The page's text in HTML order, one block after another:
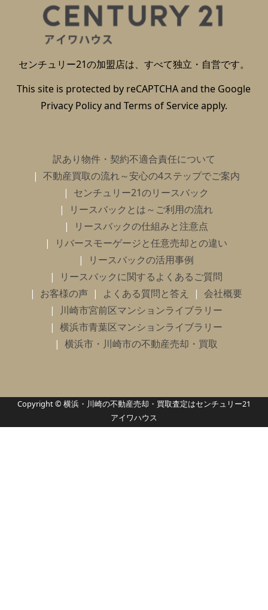
センチュリー21の加盟店は、すべて独立・自営です。
This site is protected by reCAPTCHA and the Google
Privacy Policyand Terms of Serviceapply.
訳あり物件・契約不適合責任について
不動産買取の流れ～安心の4ステップでご案内
センチュリー21のリースバック
リースバックとは～ご利用の流れ
リースバックの仕組みと注意点
リバースモーゲージと任意売却との違い
リースバックの活用事例
リースバックに関するよくあるご質問
お客様の声
よくある質問と答え
会社概要
川崎市宮前区マンションライブラリー
横浜市青葉区マンションライブラリー
横浜市・川崎市の不動産売却・買取
Copyright © 横浜・川崎の不動産売却・買取査定はセンチュリー21
アイワハウス